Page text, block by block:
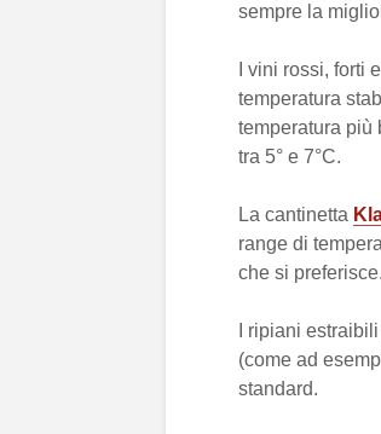
sempre la
I vini rossi, forti
temperatura
temperatura più
tra 5° e 7°C.
La cantinetta
range di
che si preferisce.
I ripiani
(come ad
standard.